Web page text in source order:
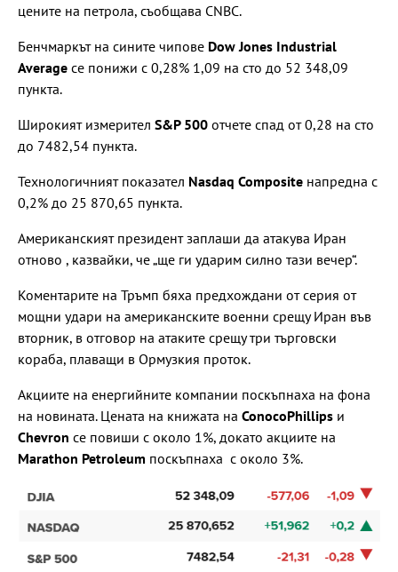
цените на петрола, съобщава CNBC.
Бенчмаркът на сините чипове Dow Jones Industrial
Averagе се понижи с 0,28% 1,09 на сто до 52 348,09
пункта.
Широкият измерител S&P 500 отчете спад от 0,28 на сто
до 7482,54 пункта.
Технологичният показател Nasdaq Composite напредна с
0,2% до 25 870,65 пункта.
Американският президент заплаши да атакува Иран
отново , казвайки, че „ще ги ударим силно тази вечер“.
Коментарите на Тръмп бяха предхождани от серия от
мощни удари на американските военни срещу Иран във
вторник, в отговор на атаките срещу три търговски
кораба, плаващи в Ормузкия проток.
Акциите на енергийните компании поскъпнаха на фона
на новината. Цената на книжата на ConocoPhillips и
Chevron се повиши с около 1%, докато акциите на
Marathon Petroleum поскъпнаха с около 3%.